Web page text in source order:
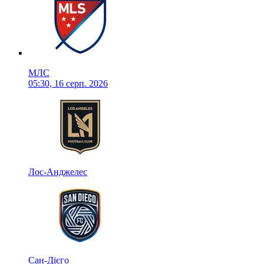
МЛС
05:30, 16 серп. 2026
Лос-Анджелес
Сан-Дієго